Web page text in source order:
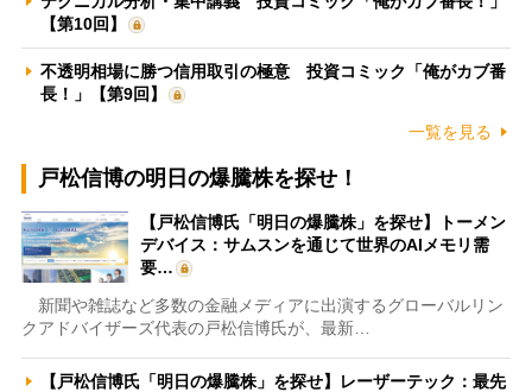
【第10回】
不透明相場に勝つ信用取引の極意 投資コミック「俺がカブ番
長！」【第9回】
一覧を見る
戸松信博の明日の爆騰株を探せ！
【戸松信博氏「明日の爆騰株」を探せ】トーメン
デバイス：サムスンを通じて世界のAIメモリ需
要…
新聞や雑誌など多数の金融メディアに出演するグローバルリン
クアドバイザーズ代表の戸松信博氏が、最新…
【戸松信博氏「明日の爆騰株」を探せ】レーザーテック：最先